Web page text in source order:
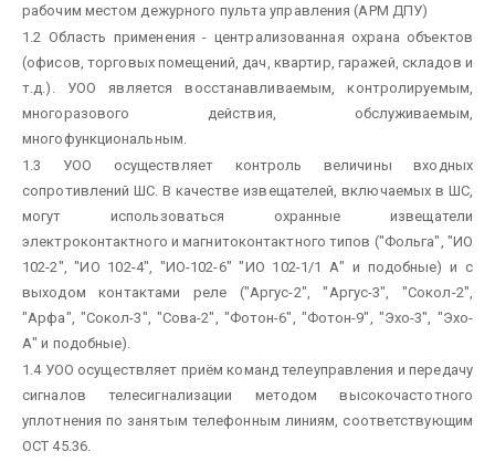
рабочим местом дежурного пульта управления (АРМ ДПУ)
1.2 Область применения - централизованная охрана объектов
(офисов, торговых помещений, дач, квартир, гаражей, складов и
т.д.). УОО является восстанавливаемым, контролируемым,
многоразового действия, обслуживаемым,
многофункциональным.
1.3 УОО осуществляет контроль величины входных
сопротивлений ШС. В качестве извещателей, включаемых в ШС,
могут использоваться охранные извещатели
электроконтактного и магнитоконтактного типов ("Фольга", "ИО
102-2", "ИО 102-4", "ИО-102-6" "ИО 102-1/1 А" и подобные) и с
выходом контактами реле ("Аргус-2", "Аргус-3", "Сокол-2",
"Арфа", "Сокол-3", "Сова-2", "Фотон-6", "Фотон-9", "Эхо-3", "Эхо-
А" и подобные).
1.4 УОО осуществляет приём команд телеуправления и передачу
сигналов телесигнализации методом высокочастотного
уплотнения по занятым телефонным линиям, соответствующим
ОСТ 45.36.